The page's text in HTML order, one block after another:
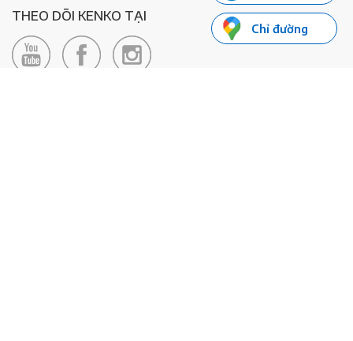
Chỉ đường
THEO DÕI KENKO TẠI